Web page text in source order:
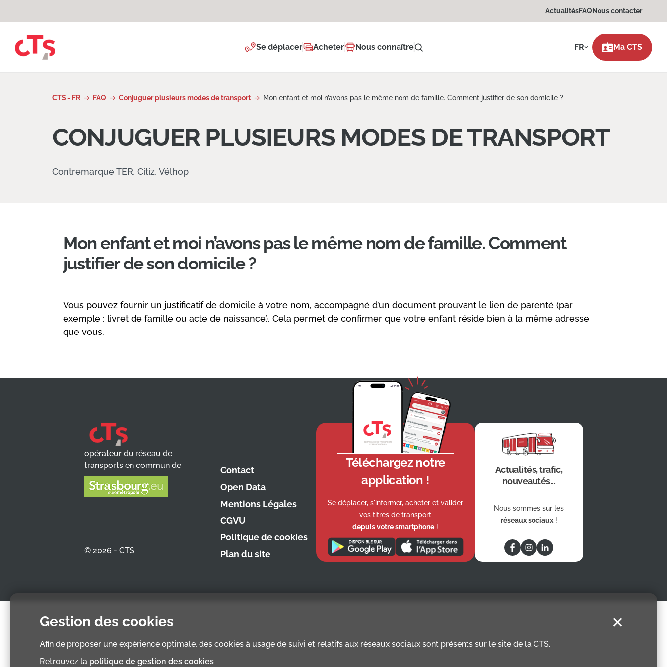
Gestion des cookies
Afin de proposer une expérience optimale, des cookies à usage de suivi et relatifs aux réseaux sociaux sont présents sur le site de la CTS.
Retrouvez la politique de gestion des cookies
✕
ActualitésFAQ Nous contacter
Se déplacer Acheter Nous connaître FR Ma CTS
CTS - FR FAQ Conjuguer plusieurs modes de transport Mon enfant et moi n’avons pas le même nom de famille. Comment justifier de son domicile ?
CONJUGUER PLUSIEURS MODES DE TRANSPORT
Contremarque TER, Citiz, Vélhop
Mon enfant et moi n’avons pas le même nom de famille. Comment
justifier de son domicile ?
Vous pouvez fournir un justificatif de domicile à votre nom, accompagné d’un document prouvant le lien de parenté (par
exemple : livret de famille ou acte de naissance). Cela permet de confirmer que votre enfant réside bien à la même adresse
que vous.
opérateur du réseau de
transports en commun de
© 2026 - CTS
Contact
Open Data
Mentions Légales
CGVU
Politique de cookies
Plan du site
Téléchargez notre
application !
Se déplacer, s'informer, acheter et valider
vos titres de transport
depuis votre smartphone !
Actualités, trafic,
nouveautés...
Nous sommes sur les
réseaux sociaux !